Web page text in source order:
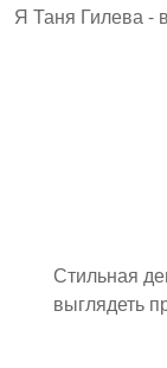
Я Таня Гилева -
Стильная
выглядеть